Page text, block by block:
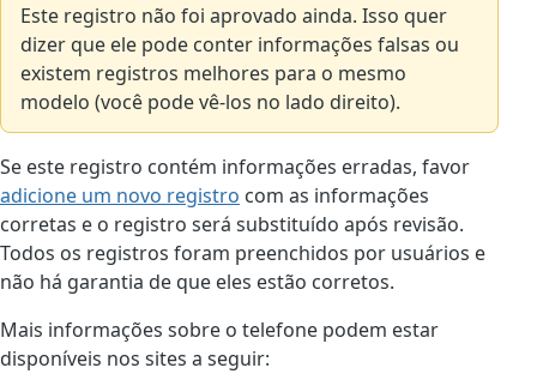
Este registro não foi aprovado ainda. Isso quer
dizer que ele pode conter informações falsas ou
existem registros melhores para o mesmo
modelo (você pode vê-los no lado direito).
Se este registro contém informações erradas, favor
adicione um novo registro com as informações
corretas e o registro será substituído após revisão.
Todos os registros foram preenchidos por usuários e
não há garantia de que eles estão corretos.
Mais informações sobre o telefone podem estar
disponíveis nos sites a seguir: